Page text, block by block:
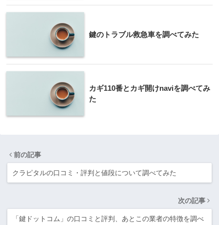
鍵のトラブル救急車を調べてみた
カギ110番とカギ開けnaviを調べてみ
た
前の記事
クラピタルの口コミ・評判と値段について調べてみた
次の記事
「鍵ドットコム」の口コミと評判、あとこの業者の特徴を調べ